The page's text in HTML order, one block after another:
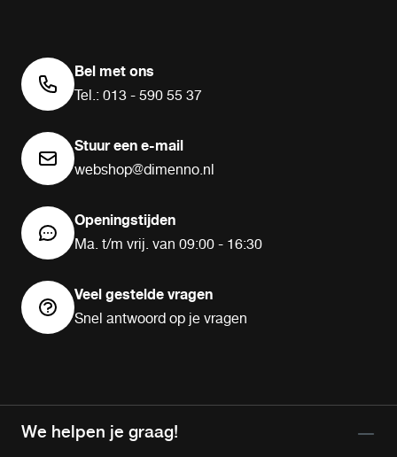
Bel met ons
Tel.: 013 - 590 55 37
Stuur een e-mail
webshop@dimenno.nl
Openingstijden
Ma. t/m vrij. van 09:00 - 16:30
Veel gestelde vragen
Snel antwoord op je vragen
We helpen je graag!